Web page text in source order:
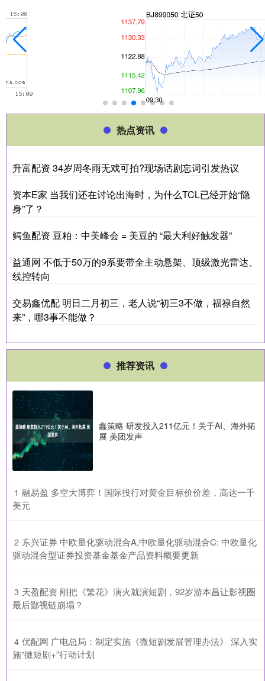
热点资讯
升富配资 34岁周冬雨无戏可拍?现场话剧忘词引发热议
资本E家 当我们还在讨论出海时，为什么TCL已经开始“隐
身”了？
鳄鱼配资 豆粕：中美峰会 = 美豆的 “最大利好触发器”
益通网 不低于50万的9系要带全主动悬架、顶级激光雷达、
线控转向
交易鑫优配 明日二月初三，老人说“初三3不做，福禄自然
来”，哪3事不能做？
推荐资讯
鑫策略 研发投入211亿元！关于AI、海外拓
展 美团发声
1 ​融易盈 多空大博弈！国际投行对黄金目标价价差，高达一千
美元
2 ​东兴证券 中欧量化驱动混合A,中欧量化驱动混合C: 中欧量化
驱动混合型证券投资基金基金产品资料概要更新
3 ​天盈配资 刚把《繁花》演火就演短剧，92岁游本昌让影视圈
最后鄙视链崩塌？
4 ​优配网 广电总局：制定实施《微短剧发展管理办法》 深入实
施“微短剧+”行动计划